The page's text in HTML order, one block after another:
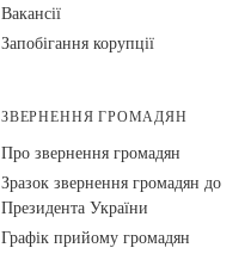
Вакансії
Запобігання корупції
ЗВЕРНЕННЯ ГРОМАДЯН
Про звернення громадян
Зразок звернення громадян до
Президента України
Графік прийому громадян